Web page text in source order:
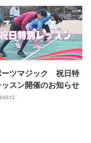
ーツマジック 祝日特
ッスン開催のお知らせ
03/12